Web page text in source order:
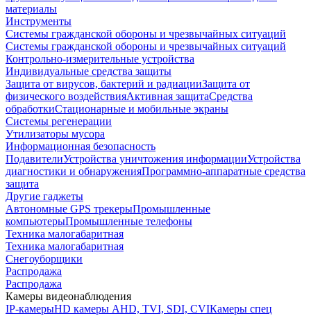
материалы
Инструменты
Системы гражданской обороны и чрезвычайных ситуаций
Системы гражданской обороны и чрезвычайных ситуаций
Контрольно-измерительные устройства
Индивидуальные средства защиты
Защита от вирусов, бактерий и радиацииЗащита от
физического воздействияАктивная защитаСредства
обработкиСтационарные и мобильные экраны
Системы регенерации
Утилизаторы мусора
Информационная безопасность
ПодавителиУстройства уничтожения информацииУстройства
диагностики и обнаруженияПрограммно-аппаратные средства
защита
Другие гаджеты
Автономные GPS трекерыПромышленные
компьютерыПромышленные телефоны
Техника малогабаритная
Техника малогабаритная
Снегоуборщики
Распродажа
Распродажа
Камеры видеонаблюдения
IP-камерыHD камеры AHD, TVI, SDI, CVIКамеры спец